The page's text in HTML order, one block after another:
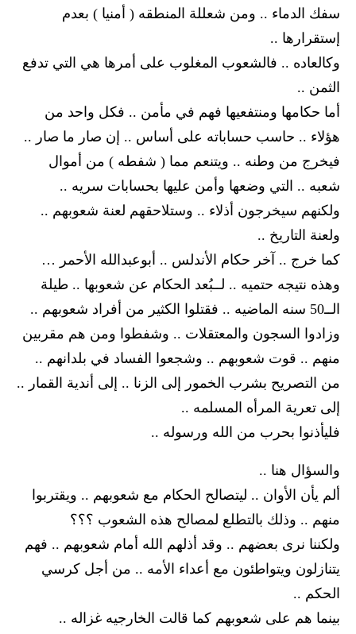
سفك الدماء .. ومن شعللة المنطقه ( أمنيا ) بعدم
إستقرارها ..
وكالعاده .. فالشعوب المغلوب على أمرها هي التي تدفع
الثمن ..
أما حكامها ومنتفعيها فهم في مأمن .. فكل واحد من
هؤلاء .. حاسب حساباته على أساس .. إن صار ما صار ..
فيخرج من وطنه .. ويتنعم مما ( شفطه ) من أموال
شعبه .. التي وضعها وأمن عليها بحسابات سريه ..
ولكنهم سيخرجون أذلاء .. وستلاحقهم لعنة شعوبهم ..
ولعنة التاريخ ..
كما خرج .. آخر حكام الأندلس .. أبوعبدالله الأحمر …
وهذه نتيجه حتميه .. لــبُعد الحكام عن شعوبها .. طيلة
الــ50 سنه الماضيه .. فقتلوا الكثير من أفراد شعوبهم ..
وزادوا السجون والمعتقلات .. وشفطوا ومن هم مقربين
منهم .. قوت شعوبهم .. وشجعوا الفساد في بلدانهم ..
من التصريح بشرب الخمور إلى الزنا .. إلى أندية القمار ..
إلى تعرية المرأه المسلمه ..
فليأذنوا بحرب من الله ورسوله ..
والسؤال هنا ..
ألم يأن الأوان .. ليتصالح الحكام مع شعوبهم .. ويقتربوا
منهم .. وذلك بالتطلع لمصالح هذه الشعوب ؟؟؟
ولكننا نرى بعضهم .. وقد أذلهم الله أمام شعوبهم .. فهم
يتنازلون ويتواطئون مع أعداء الأمه .. من أجل كرسي
الحكم ..
بينما هم على شعوبهم كما قالت الخارجيه غزاله ..